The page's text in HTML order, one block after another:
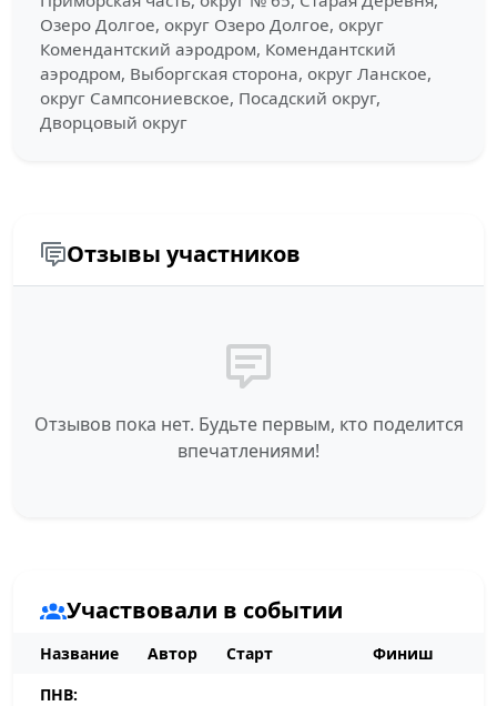
Озеро Долгое, округ Озеро Долгое, округ
Комендантский аэродром, Комендантский
аэродром, Выборгская сторона, округ Ланское,
округ Сампсониевское, Посадский округ,
Дворцовый округ
Отзывы участников
Отзывов пока нет. Будьте первым, кто поделится
впечатлениями!
Участвовали в событии
Название Автор Старт
Финиш
ПНВ: